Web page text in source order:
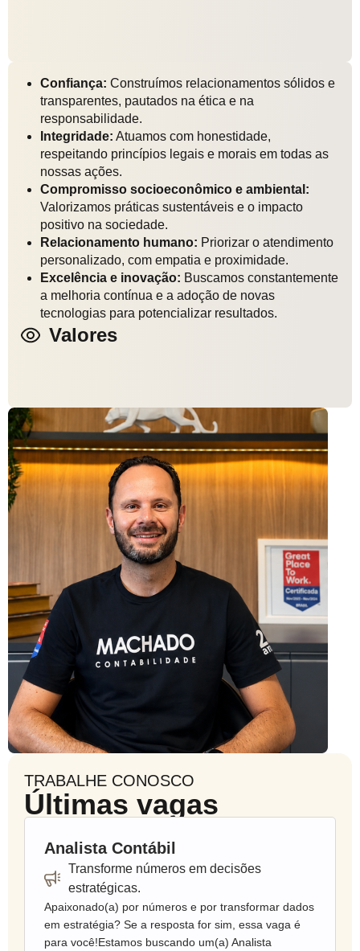
Confiança: Construímos relacionamentos sólidos e
transparentes, pautados na ética e na
responsabilidade.
Integridade: Atuamos com honestidade,
respeitando princípios legais e morais em todas as
nossas ações.
Compromisso socioeconômico e ambiental:
Valorizamos práticas sustentáveis e o impacto
positivo na sociedade.
Relacionamento humano: Priorizar o atendimento
personalizado, com empatia e proximidade.
Excelência e inovação: Buscamos constantemente
a melhoria contínua e a adoção de novas
tecnologias para potencializar resultados.
Valores
TRABALHE CONOSCO
Últimas vagas
Analista Contábil
Transforme números em decisões
estratégicas.
Apaixonado(a) por números e por transformar dados
em estratégia? Se a resposta for sim, essa vaga é
para você!Estamos buscando um(a) Analista